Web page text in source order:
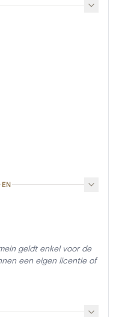
geldt enkel voor de
een eigen licentie of